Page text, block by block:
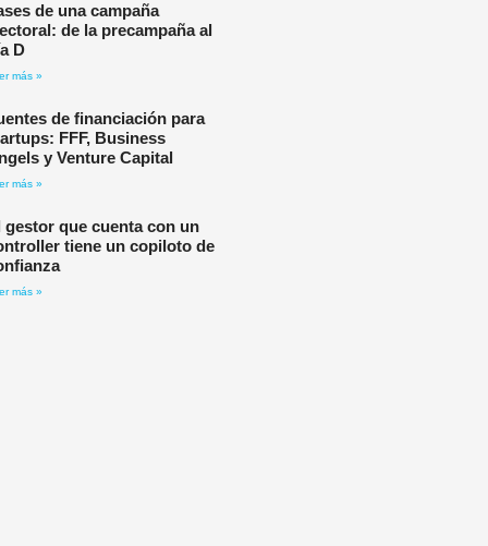
de una campaña
de la precampaña al
D
más »
de financiación para
FFF, Business
y Venture Capital
más »
gestor que cuenta con un
tiene un copiloto de
más »